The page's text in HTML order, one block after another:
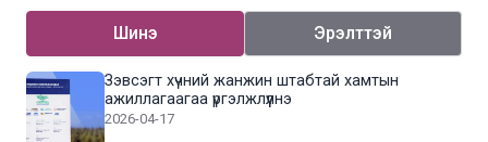
Шинэ Эрэлттэй
Зэвсэгт хүчний жанжин штабтай хамтын
ажиллагаагаа үргэлжлүүлнэ
2026-04-17